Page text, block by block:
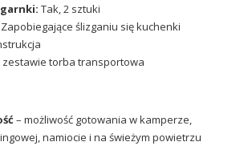
Tak, 2 sztuki
Zapobiegające ślizganiu się kuchenki
zestawie torba transportowa
– możliwość gotowania w kamperze,
namiocie i na świeżym powietrzu